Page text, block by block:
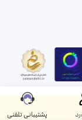
پشتیبانی تلفنی